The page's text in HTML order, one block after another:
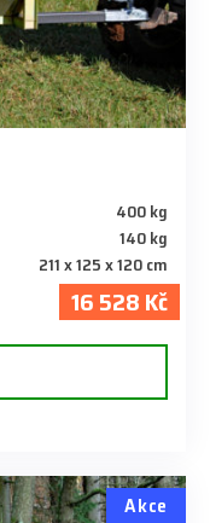
400 kg
140 kg
211 x 125 x 120 cm
16 528 Kč
Akce